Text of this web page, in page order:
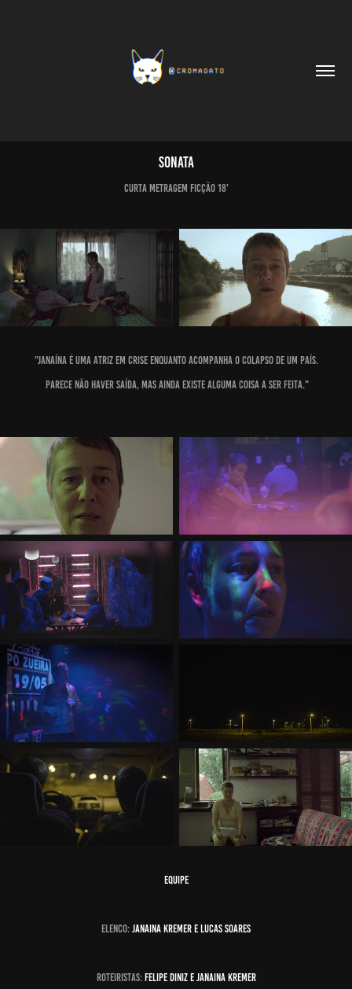
Sonata
CURTA METRAGEM FICÇÃO 18'
"Janaína é uma atriz em crise enquanto acompanha o colapso de um país.
Parece não haver saída, mas ainda existe alguma coisa a ser feita."
EQUIPE
elenco: JANAINA KREMER E LUCAS SOARES
roteiristas: FELIPE DINIZ E JANAINA KREMER